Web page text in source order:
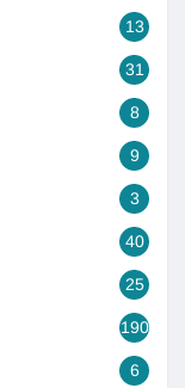
13
31
8
9
3
40
25
190
6